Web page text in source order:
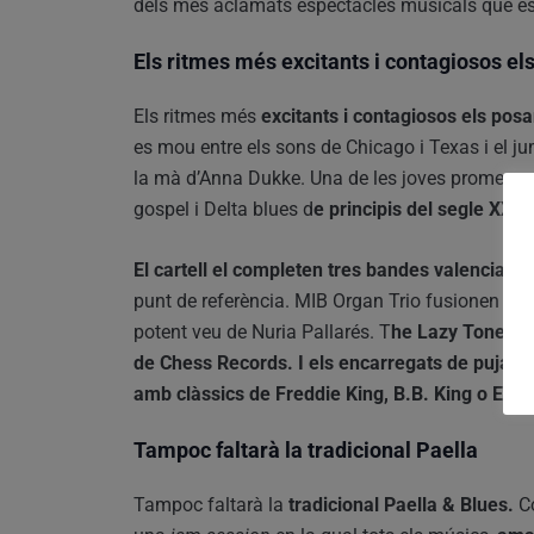
dels més aclamats espectacles musicals que
Els ritmes mésexcitants i contagiosos
Els ritmes més excitants i contagiosos els
es mou entre els sons de Chicago i Texas i el
la mà d’Anna Dukke. Una de les joves
gospel i Delta blues de principis del segle XX,
El cartell el completen tres bandes valencianes
punt de referència. MIB Organ Trio fusionen el
potent veu de Nuria Pallarés. The Lazy Tones
de Chess Records. I els encarregats de pujar
amb clàssics de Freddie King, B.B. King o Eric
Tampoc faltarà la tradicional Paella
Tampoc faltarà la tradicional Paella & Blues.